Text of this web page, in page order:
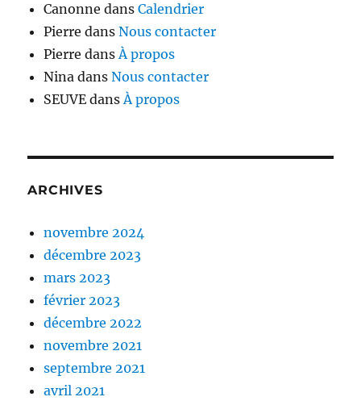
Canonne dansCalendrier
Pierre dansNous contacter
Pierre dansÀ propos
Nina dansNous contacter
SEUVE dansÀ propos
ARCHIVES
novembre 2024
décembre 2023
mars 2023
février 2023
décembre 2022
novembre 2021
septembre 2021
avril 2021